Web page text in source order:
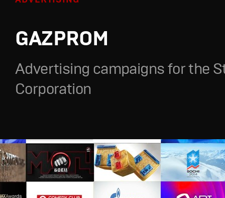
GAZPROM
Advertising campaigns for the
Corporation